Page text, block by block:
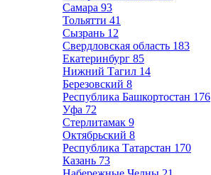
Самара 93
Тольятти 41
Сызрань 12
Свердловская область 183
Екатеринбург 85
Нижний Тагил 14
Березовский 8
Республика Башкортостан 176
Уфа 72
Стерлитамак 9
Октябрьский 8
Республика Татарстан 170
Казань 73